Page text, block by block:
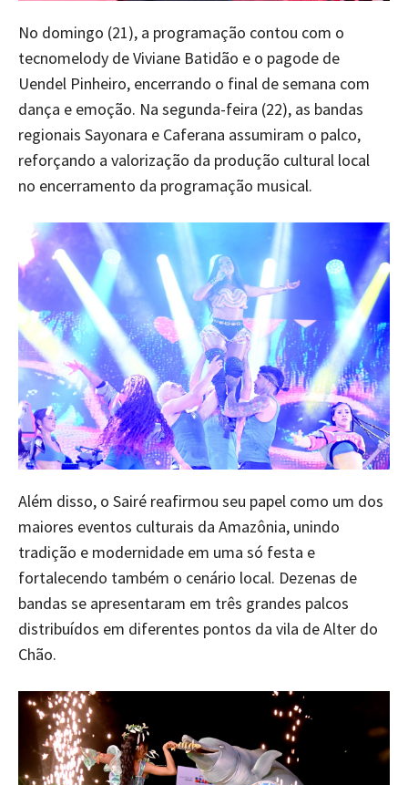
No domingo (21), a programação contou com o
tecnomelody de Viviane Batidão e o pagode de
Uendel Pinheiro, encerrando o final de semana com
dança e emoção. Na segunda-feira (22), as bandas
regionais Sayonara e Caferana assumiram o palco,
reforçando a valorização da produção cultural local
no encerramento da programação musical.
Além disso, o Sairé reafirmou seu papel como um dos
maiores eventos culturais da Amazônia, unindo
tradição e modernidade em uma só festa e
fortalecendo também o cenário local. Dezenas de
bandas se apresentaram em três grandes palcos
distribuídos em diferentes pontos da vila de Alter do
Chão.